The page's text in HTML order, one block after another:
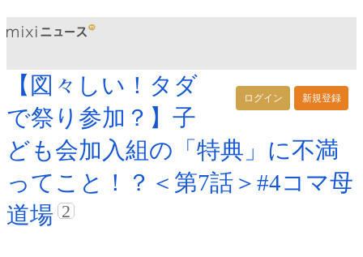
ログイン 新規登録
【図々しい！タダ
で祭り参加？】子
ども会加入組の「特典」に不満
ってこと！？＜第7話＞#4コマ母
道場 2